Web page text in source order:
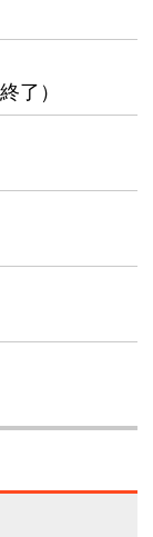
了）